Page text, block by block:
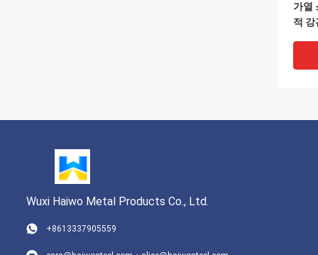
가열
적
Wuxi Haiwo Metal Products Co., Ltd.
+8613337905559